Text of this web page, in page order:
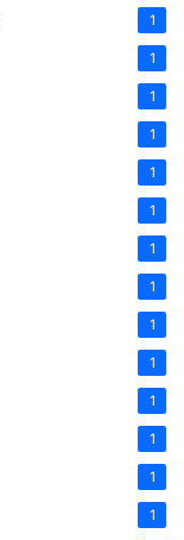
1
1
1
1
1
1
1
1
1
1
1
1
1
1